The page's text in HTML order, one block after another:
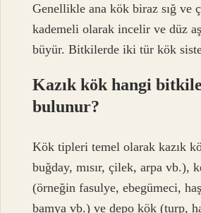
Genellikle ana kök biraz sığ ve
kademeli olarak incelir ve düz
büyür. Bitkilerde iki tür kök
Kazık kök hangi
bulunur?
Kök tipleri temel olarak kazık
buğday, mısır, çilek, arpa vb.),
(örneğin fasulye, ebegümeci,
bamya vb.) ve depo kök (turp,